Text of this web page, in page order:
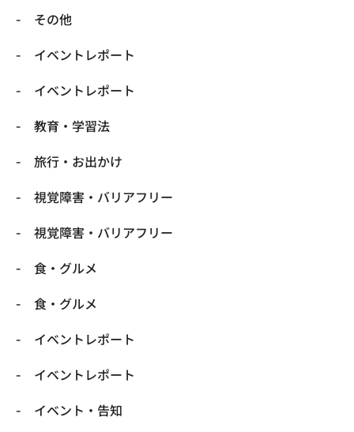
​その他
​イベントレポート
​イベントレポート
​教育・学習法
​旅行・お出かけ
​視覚障害・バリアフリー
​視覚障害・バリアフリー
​食・グルメ
​食・グルメ
イベントレポート
イベントレポート
イベント・告知